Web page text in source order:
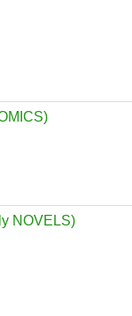
NOVELS)